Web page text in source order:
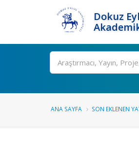
Dokuz
Ara
ANA SAYFA SON EKLENEN